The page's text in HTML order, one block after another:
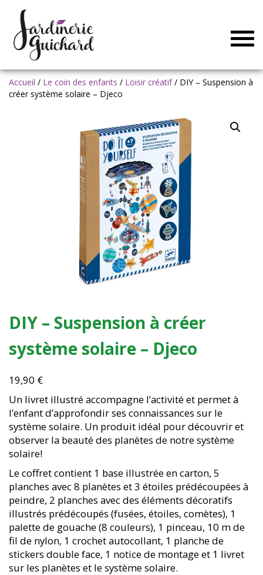
Accueil / Le coin des enfants / Loisir créatif/ DIY – Suspension à
créer système solaire – Djeco
DIY – Suspension à créer
système solaire – Djeco
19,90 €
Un livret illustré accompagne l’activité et permet à
l’enfant d’approfondir ses connaissances sur le
système solaire. Un produit idéal pour découvrir et
observer la beauté des planètes de notre système
solaire!
Le coffret contient 1 base illustrée en carton, 5
planches avec 8 planètes et 3 étoiles prédécoupées à
peindre, 2 planches avec des éléments décoratifs
illustrés prédécoupés (fusées, étoiles, comètes), 1
palette de gouache (8 couleurs), 1 pinceau, 10 m de
fil de nylon, 1 crochet autocollant, 1 planche de
stickers double face, 1 notice de montage et 1 livret
sur les planètes et le système solaire.